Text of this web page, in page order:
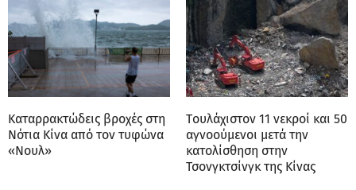
Καταρρακτώδεις βροχές στη
Νότια Κίνα από τον τυφώνα
«Νουλ»
Tουλάχιστον 11 νεκροί και 50
αγνοούμενοι μετά την
κατολίσθηση στην
Τσονγκτσίνγκ της Κίνας